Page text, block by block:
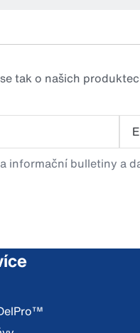
tak o našich
informační bulletiny a